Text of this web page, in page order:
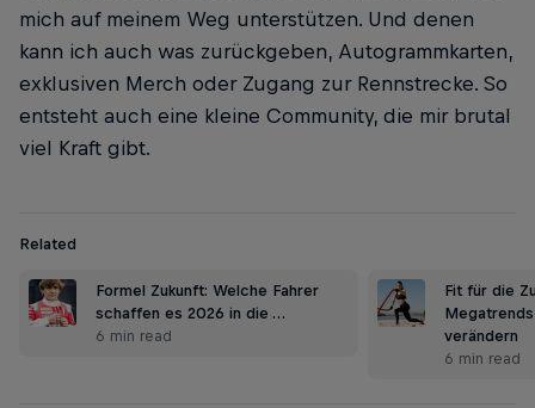
mich auf meinem Weg unterstützen. Und denen
kann ich auch was zurückgeben, Autogrammkarten,
exklusiven Merch oder Zugang zur Rennstrecke. So
entsteht auch eine kleine Community, die mir brutal
viel Kraft gibt.
Related
Formel Zukunft: Welche Fahrer
schaffen es 2026 in die …
6 min read
Fit für die
verändern
6 min read